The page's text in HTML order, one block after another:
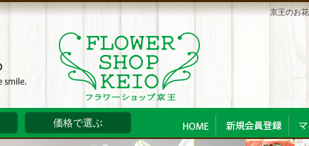
京王のお
価格で選ぶ